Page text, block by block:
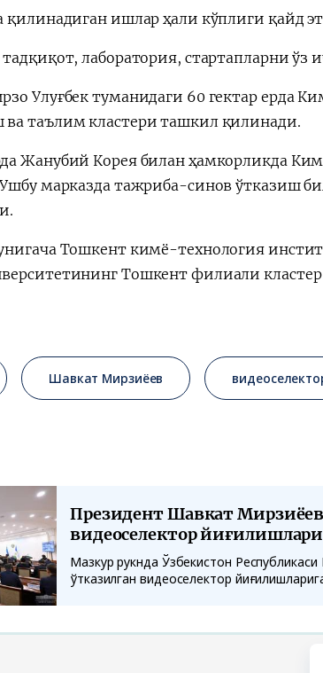
қилинадиган ишлар ҳали кўплиги қайд
лаборатория, стартапларни ўз
Улуғбек туманидаги 60 гектар ерда
таълим кластери ташкил қилинади.
Жанубий Корея билан ҳамкорликда
марказда тажриба-синов ўтказиш
Тошкент кимё-технология
Тошкент филиали
Шавкат Мирзиёев
Президент Шавкат Мирзиёев
видеоселектор йиғилишлари
Мазкур рукнда Ўзбекистон
ўтказилган видеоселектор